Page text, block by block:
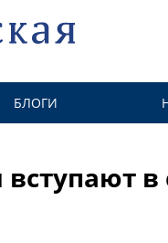
БЛОГИ
в